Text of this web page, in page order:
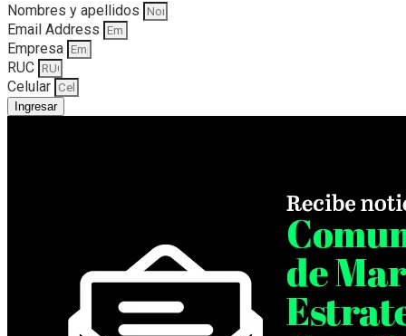
Nombres y apellidos
Email Address
Empresa
RUC
Celular
Ingresar